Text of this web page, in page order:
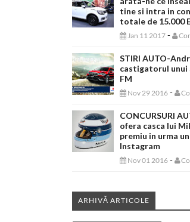
tine si intra in
totale de 15.000
Jan 11 2017 -
STIRI AUTO-
castigatorul unui
FM
Nov 29 2016 -
CONCURSURI
ofera casca lui
premiu in urma
Instagram
Nov 01 2016 -
ARHIVĂ ARTICOLE